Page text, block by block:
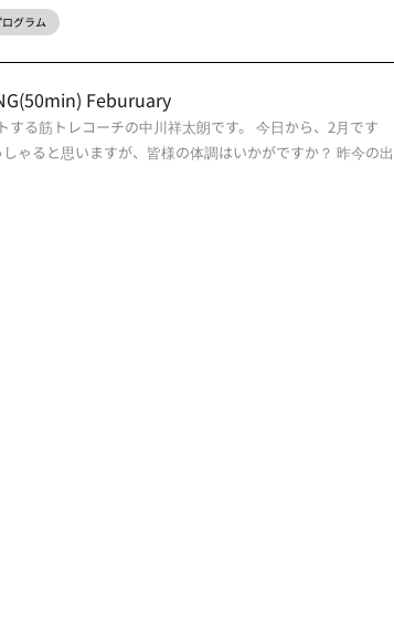
グラム
Feburuary
する筋トレコーチの中川祥太朗です。 今日から、2月です
ゃると思いますが、皆様の体調はいかがですか？ 昨今の出